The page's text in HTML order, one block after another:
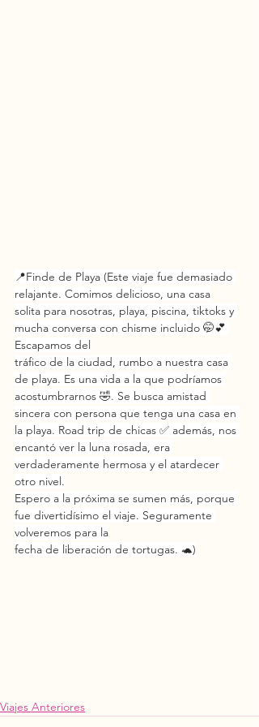
📍Finde de Playa (Este viaje fue demasiado
relajante. Comimos delicioso, una casa
solita para nosotras, playa, piscina, tiktoks y
mucha conversa con chisme incluido 🤭💕
Escapamos del
tráfico de la ciudad, rumbo a nuestra casa
de playa. Es una vida a la que podríamos
acostumbrarnos 🤣. Se busca amistad
sincera con persona que tenga una casa en
la playa. Road trip de chicas ✅ además, nos
encantó ver la luna rosada, era
verdaderamente hermosa y el atardecer
otro nivel.
Espero a la próxima se sumen más, porque
fue divertidísimo el viaje. Seguramente
volveremos para la
fecha de liberación de tortugas. 🐢)
Viajes Anteriores